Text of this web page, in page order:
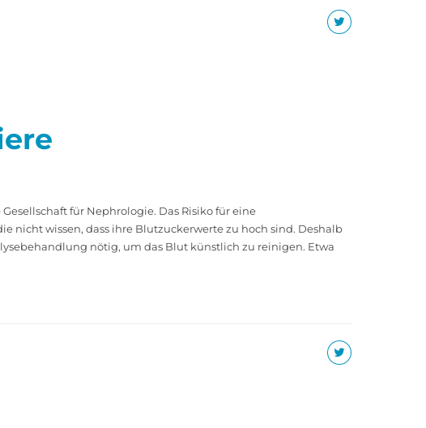
für Nephrologie. Das Risiko für eine
nicht wissen, dass ihre Blutzuckerwerte zu hoch sind. Deshalb
nötig, um das Blut künstlich zu reinigen. Etwa